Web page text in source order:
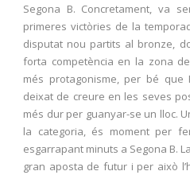
Segona B. Concretament, va
primeres victòries de la
disputat nou partits al bronze,
forta competència en la zona
més protagonisme, per bé
deixat de creure en les seves
més dur per guanyar-se un lloc.
la categoria, és moment per
esgarrapant minuts a Segona B.
gran aposta de futur i per això